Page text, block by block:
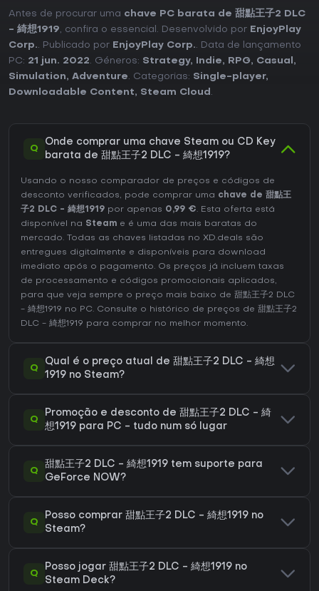
Antes de procurar uma chave PC barata de 甜點王子2 DLC
- 綺想1919, confira o essencial. Desenvolvido por EnjoyPlay
Corp.. Publicado por EnjoyPlay Corp.. Data de lançamento
PC: 21 jun. 2022. Géneros: Strategy, Indie, RPG, Casual ,
Simulation, Adventure. Categorias: Single-player,
Downloadable Content, Steam Cloud .
Q
Onde comprar uma chave Steam ou CD Key
barata de 甜點王子2 DLC - 綺想1919?
Usando o nosso comparador de preços e códigos de
desconto verificados, pode comprar uma chave de 甜點王
子2 DLC - 綺想1919 por apenas 0,99 €. Esta oferta está
disponível na Steam e é uma das mais baratas do
mercado. Todas as chaves listadas no XD.deals são
entregues digitalmente e disponíveis para download
imediato após o pagamento. Os preços já incluem taxas
de processamento e códigos promocionais aplicados,
para que veja sempre o preço mais baixo de 甜點王子2 DLC
- 綺想1919 no PC. Consulte o histórico de preços de 甜點王子2
DLC - 綺想1919 para comprar no melhor momento.
Q
Qual é o preço atual de 甜點王子2 DLC - 綺想
1919 no Steam?
Q
Promoção e desconto de 甜點王子2 DLC - 綺
想1919 para PC - tudo num só lugar
Q
甜點王子2 DLC - 綺想1919 tem suporte para
GeForce NOW?
Q
Posso comprar 甜點王子2 DLC - 綺想1919 no
Steam?
Q
Posso jogar 甜點王子2 DLC - 綺想1919 no
Steam Deck?